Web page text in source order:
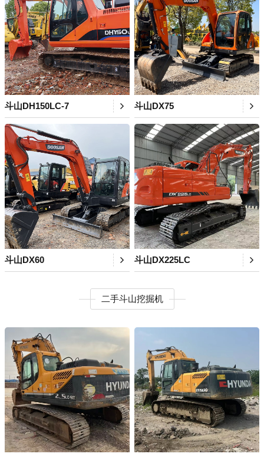
斗山DH150LC-7 斗山DX75
斗山DX60 斗山DX225LC
二手斗山挖掘机